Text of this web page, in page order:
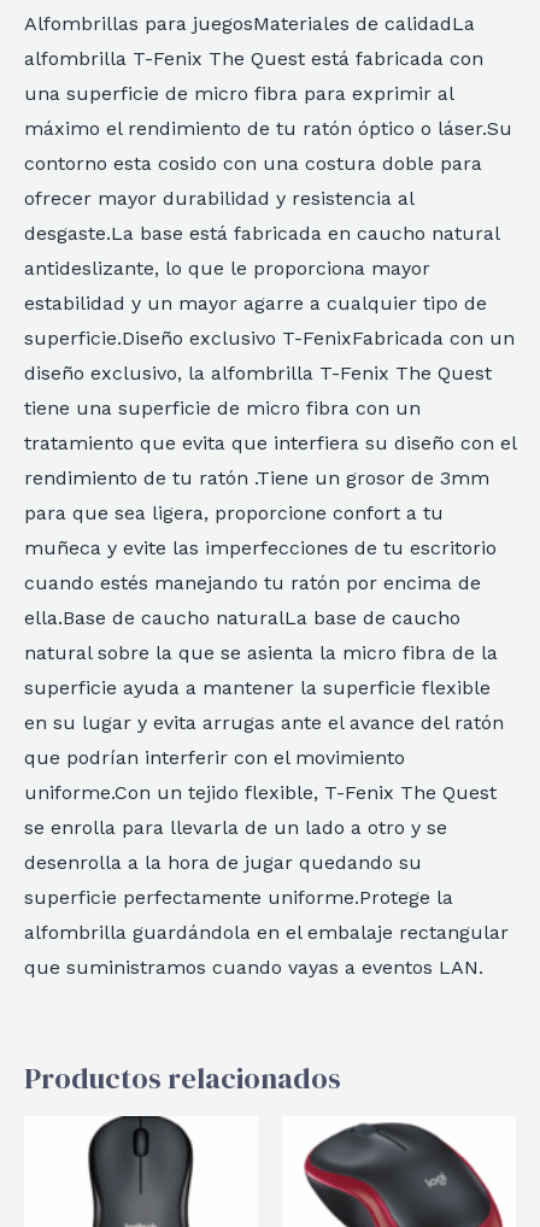
Alfombrillas para juegosMateriales de calidadLa
alfombrilla T-Fenix The Quest está fabricada con
una superficie de micro fibra para exprimir al
máximo el rendimiento de tu ratón óptico o láser.Su
contorno esta cosido con una costura doble para
ofrecer mayor durabilidad y resistencia al
desgaste.La base está fabricada en caucho natural
antideslizante, lo que le proporciona mayor
estabilidad y un mayor agarre a cualquier tipo de
superficie.Diseño exclusivo T-FenixFabricada con un
diseño exclusivo, la alfombrilla T-Fenix The Quest
tiene una superficie de micro fibra con un
tratamiento que evita que interfiera su diseño con el
rendimiento de tu ratón .Tiene un grosor de 3mm
para que sea ligera, proporcione confort a tu
muñeca y evite las imperfecciones de tu escritorio
cuando estés manejando tu ratón por encima de
ella.Base de caucho naturalLa base de caucho
natural sobre la que se asienta la micro fibra de la
superficie ayuda a mantener la superficie flexible
en su lugar y evita arrugas ante el avance del ratón
que podrían interferir con el movimiento
uniforme.Con un tejido flexible, T-Fenix The Quest
se enrolla para llevarla de un lado a otro y se
desenrolla a la hora de jugar quedando su
superficie perfectamente uniforme.Protege la
alfombrilla guardándola en el embalaje rectangular
que suministramos cuando vayas a eventos LAN.
Productos relacionados